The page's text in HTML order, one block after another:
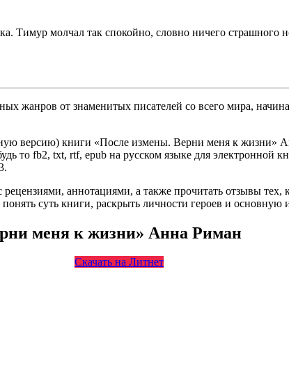
Тимур молчал так спокойно, словно ничего страшного
жанров от знаменитых писателей со всего мира,
версию) книги «После измены. Верни меня к жизни»
то fb2, txt, rtf, epub на русском языке для
аннотациями, а также прочитать отзывы
суть книги, раскрыть личности героев и основную
меня к жизни» Анна Риман
Скачать на Литнет